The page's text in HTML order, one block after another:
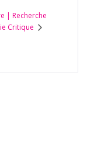
| Recherche
Critique